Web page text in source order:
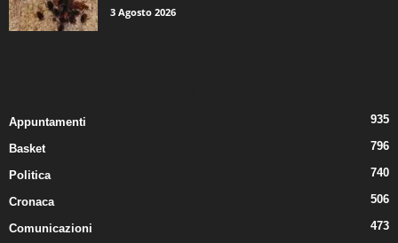
3 Agosto 2026
Appuntamenti 935
Basket 796
Politica 740
Cronaca 506
Comunicazioni 473